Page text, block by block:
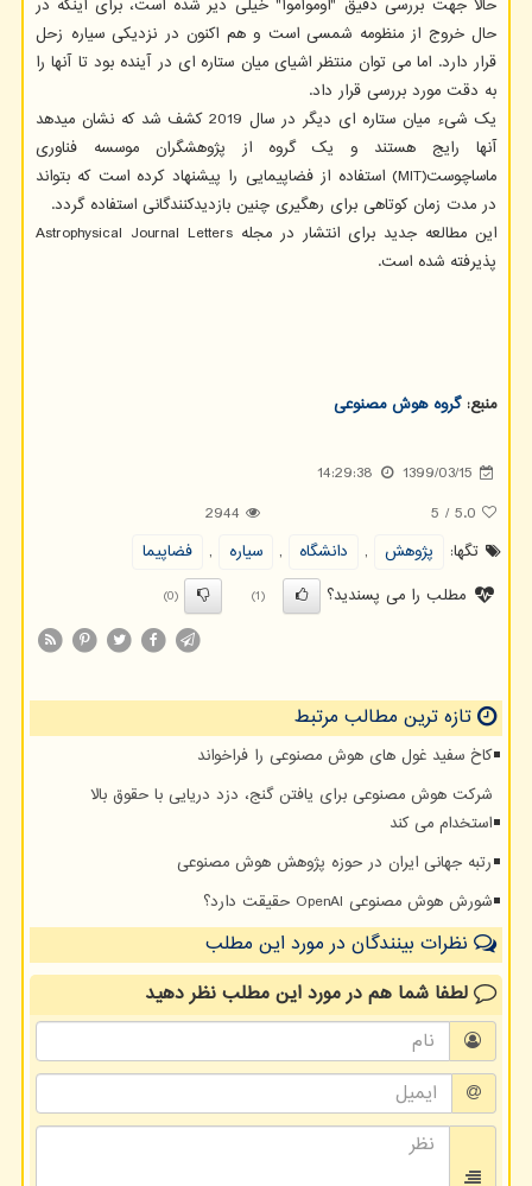
حالا جهت بررسی دقیق "اوموآموآ" خیلی دیر شده است، برای اینکه در
حال خروج از منظومه شمسی است و هم اکنون در نزدیکی سیاره زحل
قرار دارد. اما می توان منتظر اشیای میان ستاره ای در آینده بود تا آنها را
به دقت مورد بررسی قرار داد.
یک شیء میان ستاره ای دیگر در سال 2019 کشف شد که نشان میدهد
آنها رایج هستند و یک گروه از پژوهشگران موسسه فناوری
ماساچوست(MIT) استفاده از فضاپیمایی را پیشنهاد کرده است که بتواند
در مدت زمان کوتاهی برای رهگیری چنین بازدیدکنندگانی استفاده گردد.
این مطالعه جدید برای انتشار در مجله Astrophysical Journal Letters
پذیرفته شده است.
منبع:گروه هوش مصنوعی
1399/03/15
14:29:38
5.0
/
5
2944
تگها:
پژوهش , دانشگاه , سیاره ,
فضاپیما
مطلب را می پسندید؟
(1)
(0)
تازه ترین مطالب مرتبط
کاخ سفید غول های هوش مصنوعی را فراخواند
شرکت هوش مصنوعی برای یافتن گنج، دزد دریایی با حقوق بالا
استخدام می کند
رتبه جهانی ایران در حوزه پژوهش هوش مصنوعی
شورش هوش مصنوعی OpenAI حقیقت دارد؟
نظرات بینندگان در مورد این مطلب
لطفا شما همدر مورد این مطلبنظر دهید